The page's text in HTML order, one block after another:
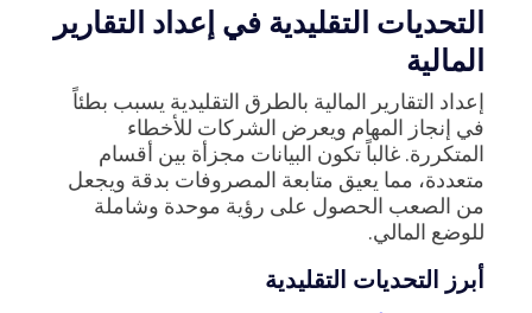
التحديات التقليدية في إعداد التقارير
المالية
إعداد التقارير المالية بالطرق التقليدية يسبب بطئاً
في إنجاز المهام ويعرض الشركات للأخطاء
المتكررة. غالباً تكون البيانات مجزأة بين أقسام
متعددة، مما يعيق متابعة المصروفات بدقة ويجعل
من الصعب الحصول على رؤية موحدة وشاملة
للوضع المالي.
أبرز التحديات التقليدية